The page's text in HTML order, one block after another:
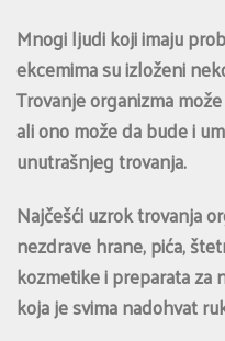
Mnogi ljudi koji imaju
ekcemima su izloženi
Trovanje organizma
ali ono može da bude i
unutrašnjeg trovanja.
Najčešći uzrok trovanja
nezdrave hrane, pića,
kozmetike i preparata za
koja je svima nadohvat